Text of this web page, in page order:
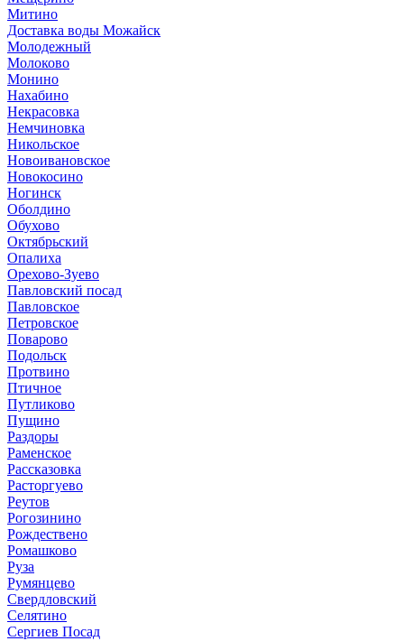
Митино
Доставка воды Можайск
Молодежный
Молоково
Монино
Нахабино
Некрасовка
Немчиновка
Никольское
Новоивановское
Новокосино
Ногинск
Оболдино
Обухово
Октябрьский
Опалиха
Орехово-Зуево
Павловский посад
Павловское
Петровское
Поварово
Подольск
Протвино
Птичное
Путликово
Пущино
Раздоры
Раменское
Рассказовка
Расторгуево
Реутов
Рогозинино
Рождествено
Ромашково
Руза
Румянцево
Свердловский
Селятино
Сергиев Посад